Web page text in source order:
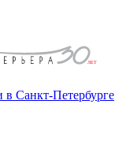
в Санкт-Петербурге